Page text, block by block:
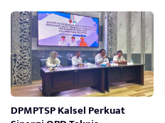
DPMPTSP Kalsel Perkuat